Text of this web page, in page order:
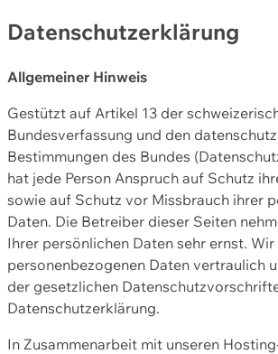
Datenschutzerklärung
Allgemeiner Hinweis
Gestützt auf Artikel 13 der
Bundesverfassung und den
Bestimmungen des Bundes
hat jede Person Anspruch auf Schutz
sowie auf Schutz vor Missbrauch ihrer
Daten. Die Betreiber dieser Seiten
Ihrer persönlichen Daten sehr ernst.
personenbezogenen Daten vertraulich
der gesetzlichen
Datenschutzerklärung.
In Zusammenarbeit mit unseren